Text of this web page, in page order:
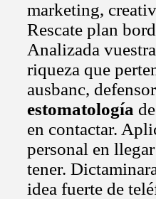
marketing,
Rescate plan
Analizada
riqueza que
ausbanc,
estomatología
en contactar.
personal en
tener.
idea fuerte de